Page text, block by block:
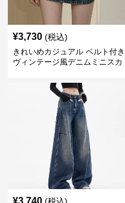
¥3,730 (税込)
きれいめカジュアル ベルト付き
ヴィンテージ風デニムミニスカ
¥3,740